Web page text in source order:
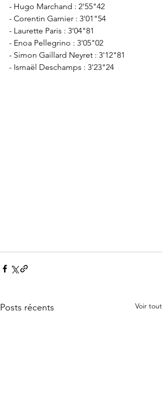
- Hugo Marchand : 2'55"42
- Corentin Garnier : 3'01"54
- Laurette Paris : 3'04"81
- Enoa Pellegrino : 3'05"02
- Simon Gaillard Neyret : 3'12"81
- Ismaël Deschamps : 3'23"24
Posts récents Voir tout